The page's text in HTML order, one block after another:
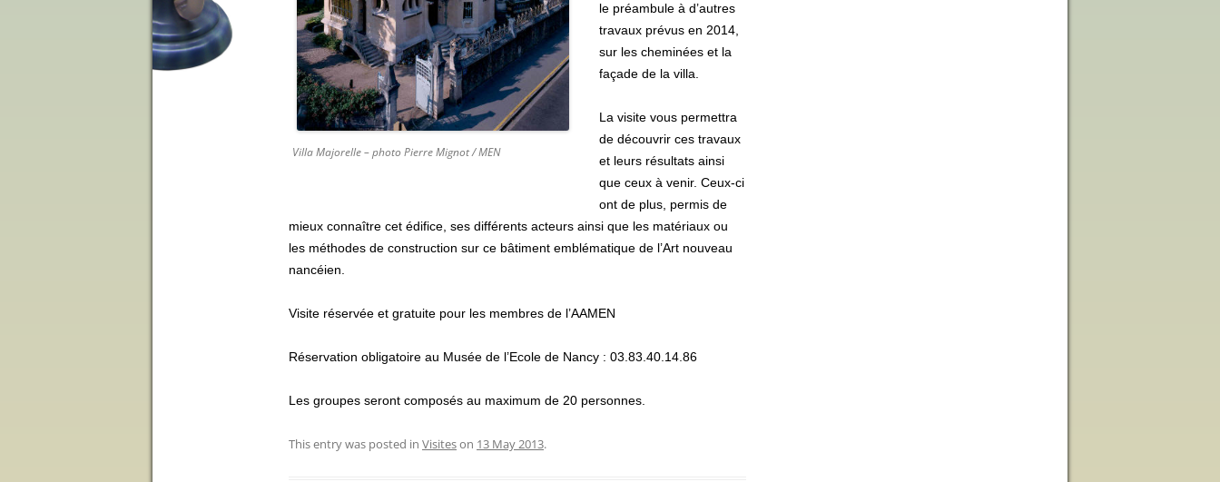
Villa Majorelle – photo Pierre Mignot / MEN
le préambule à d’autres
travaux prévus en 2014,
sur les cheminées et la
façade de la villa.
La visite vous permettra
de découvrir ces travaux
et leurs résultats ainsi
que ceux à venir. Ceux-ci
ont de plus, permis de
mieux connaître cet édifice, ses différents acteurs ainsi que les matériaux ou
les méthodes de construction sur ce bâtiment emblématique de l’Art nouveau
nancéien.
Visite réservée et gratuite pour les membres de l’AAMEN
Réservation obligatoire au Musée de l’Ecole de Nancy : 03.83.40.14.86
Les groupes seront composés au maximum de 20 personnes.
This entry was posted in Visiteson 13 May 2013.